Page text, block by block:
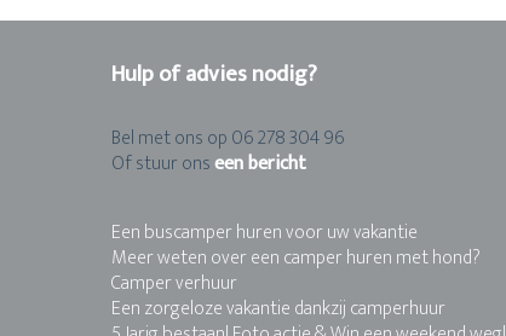
Hulp of advies nodig?
Bel met ons op 06 278 304 96
Of stuur onseen bericht
Een buscamper huren voor uw vakantie
Meer weten over een camper huren met hond?
Camper verhuur
Een zorgeloze vakantie dankzij camperhuur